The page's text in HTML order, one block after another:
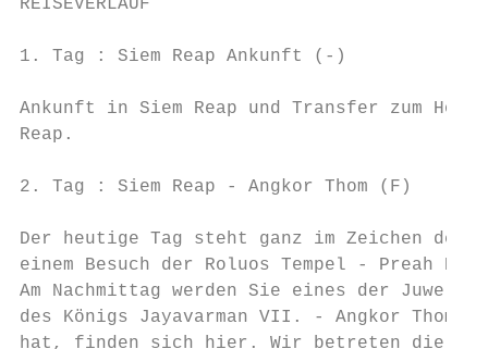
REISEVERLAUF
1. Tag : Siem Reap Ankunft (-)
Ankunft in Siem Reap und Transfer zum
Reap.
2. Tag : Siem Reap - Angkor Thom (F)
Der heutige Tag steht ganz im Zeichen der
einem Besuch der Roluos Tempel - Preah
Am Nachmittag werden Sie eines der
des Königs Jayavarman VII. - Angkor
hat, finden sich hier. Wir betreten die